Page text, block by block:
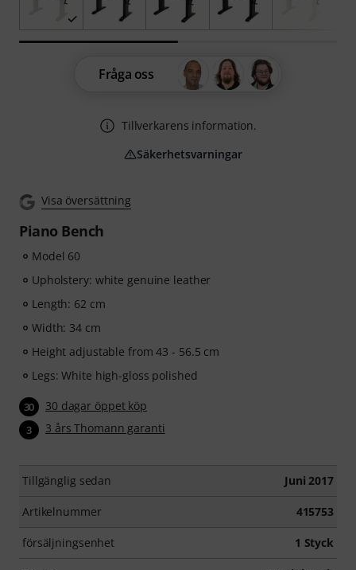
Visa översättning
Piano Bench
Model 60
Upholstery: white genuine leather
Length: 62 cm
Width: 34 cm
Height adjustable from 43 - 56.5 cm
Legs: White high-gloss polished
30 30 dagar öppet köp
3 3 års Thomann garanti
Tillgänglig sedan Juni 2017
Artikelnummer 415753
försäljningsenhet 1 Styck
Fråga oss
Tillverkarens information.
Säkerhetsvarningar